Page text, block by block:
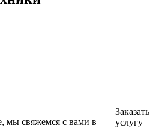
мы свяжемся с вами в
Заказать
услугу